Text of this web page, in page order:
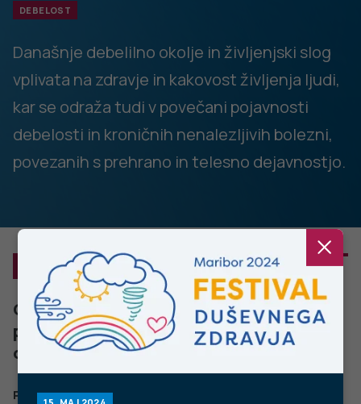
DEBELOST
Današnje debelilno okolje in življenjski slog
vplivata na zdravje in kakovost življenja ljudi,
kar se odraža tudi v povečani pojavnosti
debelosti in kroničnih nenalezljivih bolezni,
povezanih s prehrano in telesno dejavnostjo.
NE SPREGLEJTE
Cepljenje proti gripi, covidu-19 in
pnevmokoknim okužbam v sezoni okužb
dihal 2023/2024
PODROBNO